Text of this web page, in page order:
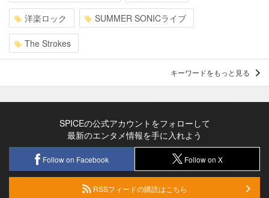
洋楽ロック SUMMER SONICライブ
The Strokes
キーワードをもっと見る
SPICEの公式アカウントをフォローして
最新のエンタメ情報を手に入れよう
Follow on Facebook Follow on X
RSSフィードの購読はこちら